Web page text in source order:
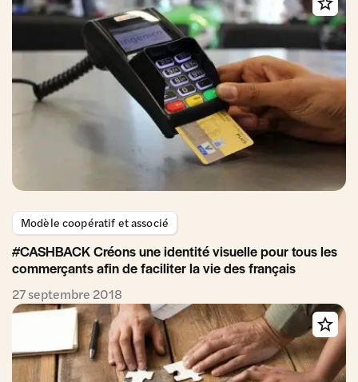
Modèle coopératif et associé
#CASHBACK Créons une identité visuelle pour tous les
commerçants afin de faciliter la vie des français
27 septembre 2018